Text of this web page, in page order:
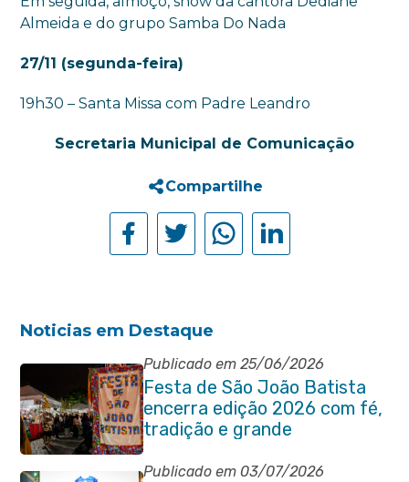
Almeida e do grupo Samba Do Nada
27/11 (segunda-feira)
19h30 – Santa Missa com Padre Leandro
Secretaria Municipal de Comunicação
Compartilhe
Noticias em Destaque
Publicado em 25/06/2026
Festa de São João Batista
encerra edição 2026 com fé,
tradição e grande
participação popular
Publicado em 03/07/2026